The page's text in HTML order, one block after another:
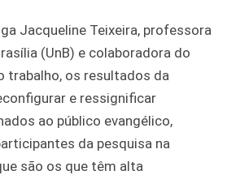
Jacqueline Teixeira, professora
(UnB) e colaboradora do
trabalho, os resultados da
e ressignificar
ao público evangélico,
da pesquisa na
são os que têm alta